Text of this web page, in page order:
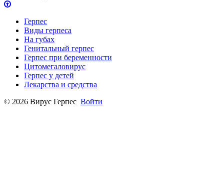
Герпес
Виды герпеса
На губах
Генитальный герпес
Герпес при беременности
Цитомегаловирус
Герпес у детей
Лекарства и средства
© 2026 Вирус Герпес Войти